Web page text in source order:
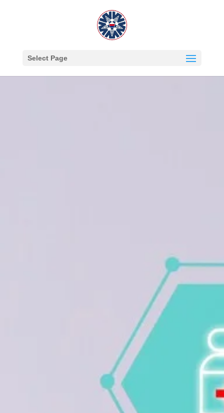
Select Page